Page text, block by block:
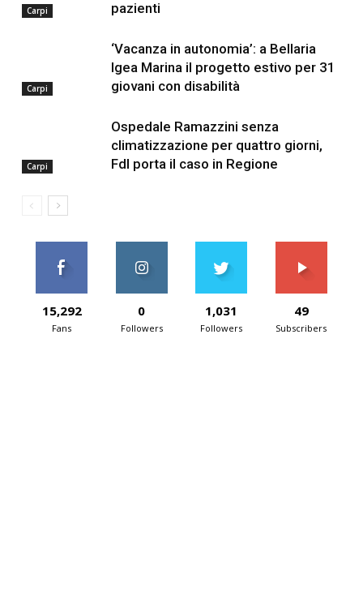
Carpi pazienti
Carpi
‘Vacanza in autonomia’: a Bellaria
Igea Marina il progetto estivo per 31
giovani con disabilità
Carpi
Ospedale Ramazzini senza
climatizzazione per quattro giorni,
FdI porta il caso in Regione
15,292
Fans
0
Followers
1,031
Followers
49
Subscribers